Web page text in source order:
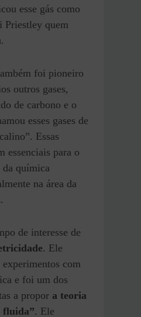
esse gás como
Priestley quem
foi pioneiro
outros gases,
de carbono e o
esses gases de
Essas
essenciais para o
da química
na área da
de interesse de
. Ele
com
e foi um dos
a propor a teoria
fluida”. Ele